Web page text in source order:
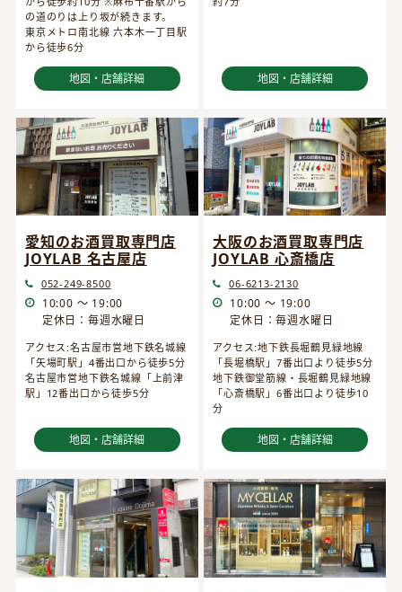
の道のりは上り坂が続きます。
東京メトロ南北線 六本木一丁目駅
から徒歩6分
地図・店舗詳細 地図・店舗詳細
愛知のお酒買取専門店
JOYLAB 名古屋店
052-249-8500
10:00 ～ 19:00
定休日：毎週水曜日
アクセス:名古屋市営地下鉄名城線
「矢場町駅」4番出口から徒歩5分
名古屋市営地下鉄名城線「上前津
駅」12番出口から徒歩5分
地図・店舗詳細
大阪のお酒買取専門店
JOYLAB 心斎橋店
06-6213-2130
10:00 ～ 19:00
定休日：毎週水曜日
アクセス:地下鉄長堀鶴見緑地線
「長堀橋駅」7番出口より徒歩5分
地下鉄御堂筋線・長堀鶴見緑地線
「心斎橋駅」6番出口より徒歩10
分
地図・店舗詳細